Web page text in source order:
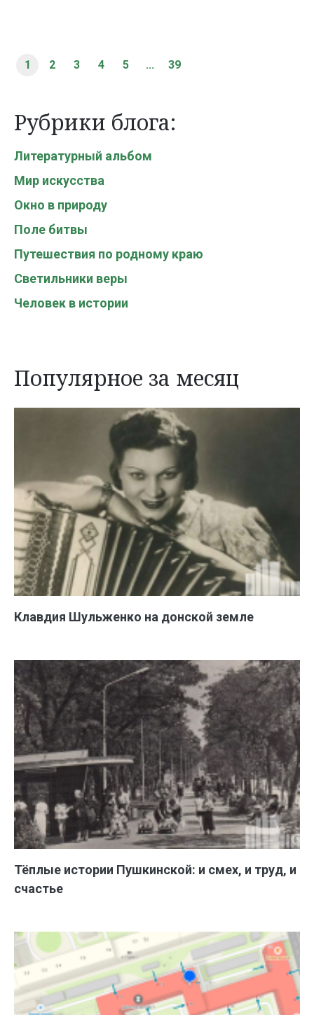
1 2 3 4 5 ... 39
Рубрики блога:
Литературный альбом
Мир искусства
Окно в природу
Поле битвы
Путешествия по родному краю
Светильники веры
Человек в истории
Популярное за месяц
Клавдия Шульженко на донской земле
Тёплые истории Пушкинской: и смех, и труд, и
счастье